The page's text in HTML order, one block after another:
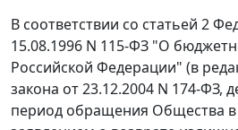
В соответствии со статьей 2
15.08.1996 N 115-ФЗ "О
Российской Федерации" (в
закона от 23.12.2004 N 174-ФЗ,
период обращения Общества в